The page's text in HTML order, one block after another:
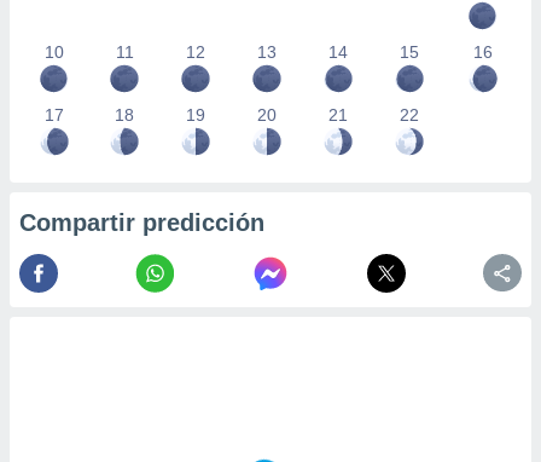
10 11 12 13 14 15 16
17 18 19 20 21 22
Compartir predicción